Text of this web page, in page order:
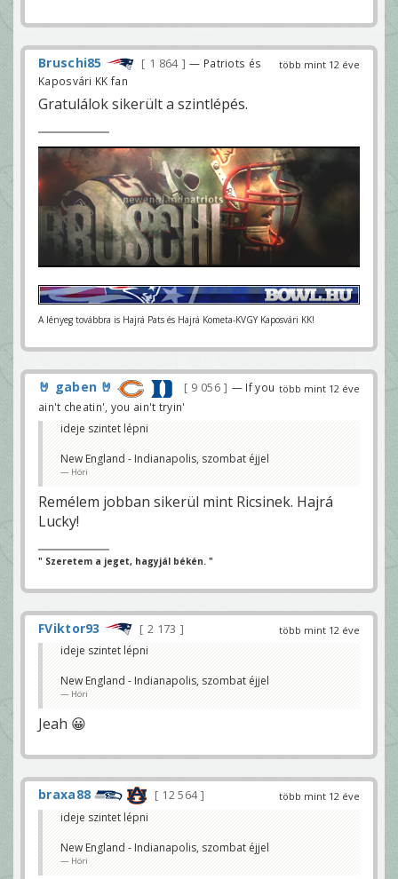
több mint 12 éve
Bruschi85 1 864
— Patriots és
Kaposvári KK fan
Gratulálok sikerült a szintlépés.
A lényeg továbbra is Hajrá Pats és Hajrá Kometa-KVGY Kaposvári KK!
több mint 12 éve
🤘 gaben 🤘 9 056
— If you
ain't cheatin', you ain't tryin'
ideje szintet lépni
New England - Indianapolis, szombat éjjel
Höri
Remélem jobban sikerül mint Ricsinek. Hajrá
Lucky!
" Szeretem a jeget, hagyjál békén. "
több mint 12 éve
FViktor93
2 173
ideje szintet lépni
New England - Indianapolis, szombat éjjel
Höri
Jeah 😀
több mint 12 éve
braxa88
12 564
ideje szintet lépni
New England - Indianapolis, szombat éjjel
Höri